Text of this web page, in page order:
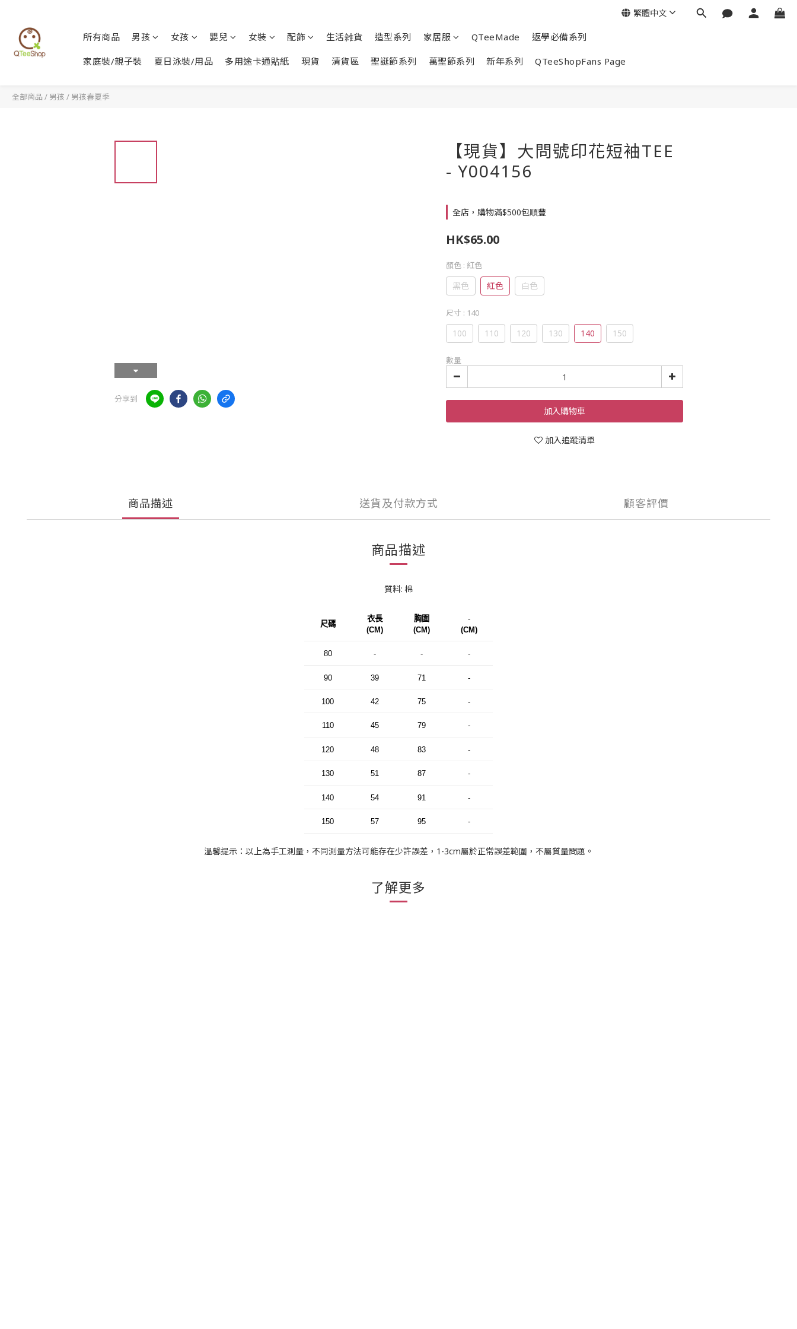
所有商品 男孩 女孩 嬰兒 女裝 配飾 生活雑貨 造型系列 家居服 QTeeMade 返學必備系列
家庭裝/親子裝 夏日泳裝/用品 多用途卡通貼紙 現貨 清貨區 聖誕節系列 萬聖節系列 新年系列 QTeeShopFans Page
繁體中文
全部商品 / 男孩 / 男孩春夏季
分享到
【現貨】大問號印花短袖TEE
- Y004156
全店，購物滿$500包順豐
HK$65.00
顏色 : 紅色
黑色 紅色 白色
尺寸 : 140
100 110 120 130 140 150
數量
加入購物車
加入追蹤清單
商品描述 送貨及付款方式 顧客評價
商品描述
質料: 棉
尺碼
衣長
(CM)
胸圍
(CM)
-
(CM)
80 - - -
90 39 71 -
100 42 75 -
110 45 79 -
120 48 83 -
130 51 87 -
140 54 91 -
150 57 95 -
溫馨提示：以上為手工測量，不同測量方法可能存在少許誤差，1-3cm屬於正常誤差範圍，不屬質量問題。
了解更多